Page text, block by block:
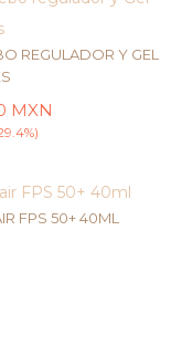
REGULADOR Y GEL
MXN
FPS 50+ 40ML